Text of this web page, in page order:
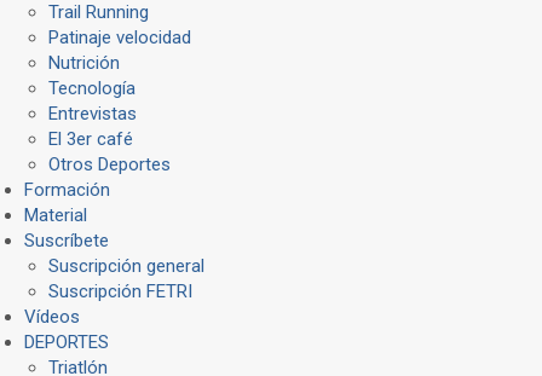
Trail Running
Patinaje velocidad
Nutrición
Tecnología
Entrevistas
El 3er café
Otros Deportes
Formación
Material
Suscríbete
Suscripción general
Suscripción FETRI
Vídeos
DEPORTES
Triatlón